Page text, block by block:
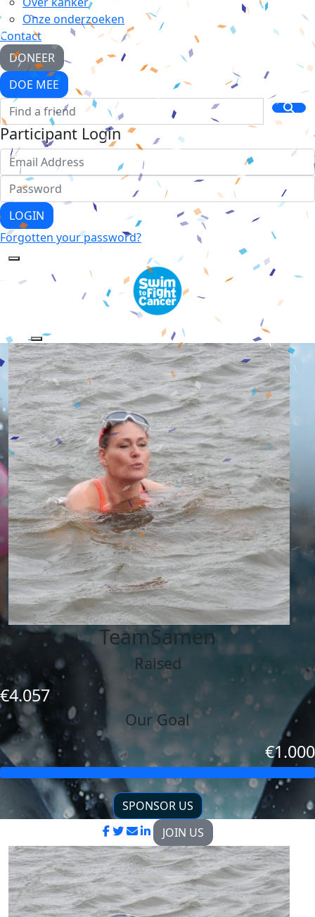
Onze onderzoeken
Contact
DONEER
DOE MEE
Participant Login
LOGIN
Forgotten your password?
TeamSamen
Raised
€4.057
Our Goal
€1.000
SPONSOR US
JOIN US